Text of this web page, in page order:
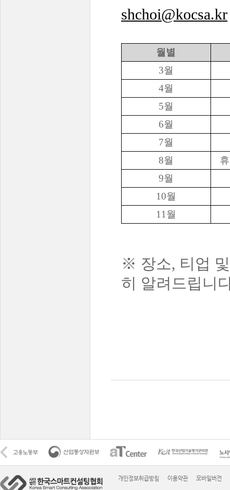
shchoi@kocsa.kr
월별
3월
4월
5월
6월
7월
8월
9월
10월
11월
※ 장소, 티업
히 알려드립니
개인정보취급방침 이용약관 모바일버전